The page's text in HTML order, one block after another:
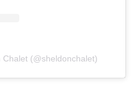
(@sheldonchalet)